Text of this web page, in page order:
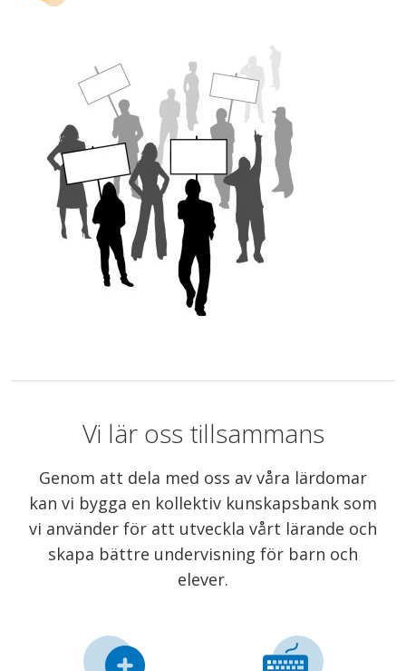
Vi lär oss tillsammans
Genom att dela med oss av våra lärdomar
kan vi bygga en kollektiv kunskapsbank som
vi använder för att utveckla vårt lärande och
skapa bättre undervisning för barn och
elever.